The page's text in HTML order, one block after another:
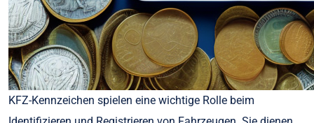
KFZ-Kennzeichen spielen eine wichtige Rolle beim